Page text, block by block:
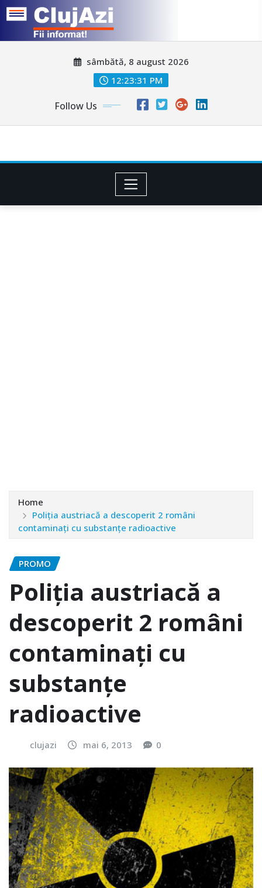
sâmbătă, 8 august 2026
12:23:33 PM
Follow Us
Home
Poliția austriacă a descoperit 2 români
contaminați cu substanțe radioactive
PROMO
Poliția austriacă a
descoperit 2 români
contaminați cu
substanțe
radioactive
clujazi mai 6, 2013 0